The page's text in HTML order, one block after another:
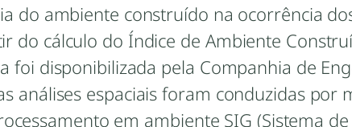
do ambiente construído na ocorrência
do cálculo do Índice de Ambiente
foi disponibilizada pela Companhia de
análises espaciais foram conduzidas por
em ambiente SIG (Sistema de